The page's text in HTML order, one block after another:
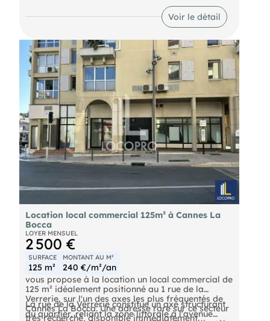
Le local se situe dans un bâtiment indépendant, il
tant que bureau.
Le bien est occupé et sera libre de toute
occupation le 1er septembre.
Voir le détail
Location local commercial 125m² à Cannes La
Bocca
LOYER MENSUEL
2 500 €
SURFACE
125 m²
MONTANT AU M²
240 €/m²/an
vous propose à la location un local commercial de
125 m² idéalement positionné au 1 rue de la
Verrerie, sur l'un des axes les plus fréquentés de
Cannes La Bocca. Une adresse rare sur ce secteur
très recherché, disponible immédiatement.
La rue de la Verrerie constitue un axe structurant
du quartier, reliant la zone littorale à l'avenue